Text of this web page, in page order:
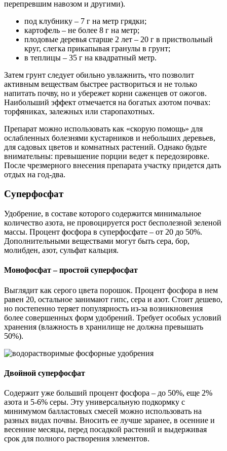
перепревшим навозом и другими).
под клубнику – 7 г на метр грядки;
картофель – не более 8 г на метр;
плодовые деревья старше 2 лет – 20 г в приствольный
круг, слегка прикапывая гранулы в грунт;
в теплицы – 35 г на квадратный метр.
Затем грунт следует обильно увлажнить, что позволит
активным веществам быстрее раствориться и не только
напитать почву, но и убережет корни саженцев от ожогов.
Наибольший эффект отмечается на богатых азотом почвах:
торфяниках, залежных или старопахотных.
Препарат можно использовать как «скорую помощь» для
ослабленных болезнями кустарников и небольших деревьев,
для садовых цветов и комнатных растений. Однако будьте
внимательны: превышение порции ведет к передозировке.
После чрезмерного внесения препарата участку придется дать
отдых на год-два.
Суперфосфат
Удобрение, в составе которого содержится минимальное
количество азота, не провоцируется рост бесполезной зеленой
массы. Процент фосфора в суперфосфате – от 20 до 50%.
Дополнительными веществами могут быть сера, бор,
молибден, азот, сульфат кальция.
Монофосфат – простой суперфосфат
Выглядит как серого цвета порошок. Процент фосфора в нем
равен 20, остальное занимают гипс, сера и азот. Стоит дешево,
но постепенно теряет популярность из-за возникновения
более совершенных форм удобрений. Требует особых условий
хранения (влажность в хранилище не должна превышать
50%).
Двойной суперфосфат
Содержит уже больший процент фосфора – до 50%, еще 2%
азота и 5-6% серы. Эту универсальную подкормку с
минимумом балластовых смесей можно использовать на
разных видах почвы. Вносить ее лучше заранее, в осенние и
весенние месяцы, перед посадкой растений и выдерживая
срок для полного растворения элементов.